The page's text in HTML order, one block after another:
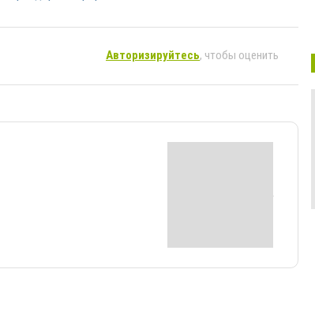
Авторизируйтесь, чтобы оценить